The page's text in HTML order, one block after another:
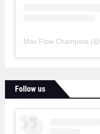
Mas Flow Champeta (@
Follow us